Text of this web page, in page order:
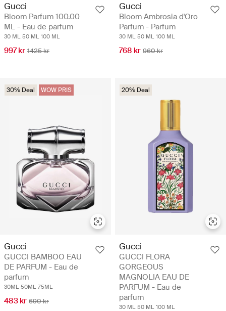
Gucci
Bloom Parfum 100.00
ML - Eau de parfum
30 ML 50 ML 100 ML
997 kr 1425 kr
Gucci
Bloom Ambrosia d'Oro
Parfum - Parfum
30 ML 50 ML 100 ML
768 kr 960 kr
30% Deal WOW PRIS
Gucci
GUCCI BAMBOO EAU
DE PARFUM - Eau de
parfum
30ML 50ML 75ML
483 kr 690 kr
20% Deal
Gucci
GUCCI FLORA
GORGEOUS
MAGNOLIA EAU DE
PARFUM - Eau de
parfum
30 ML 50 ML 100 ML